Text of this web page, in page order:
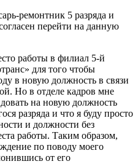
ремонтник 5 разряда и
перейти на данную
работы в филиал 5-й
для того чтобы
в новую должность в связи
Но в отделе кадров мне
на новую должность
разряда и что я буду просто
и должности без
работы. Таким образом,
по поводу моего
от его